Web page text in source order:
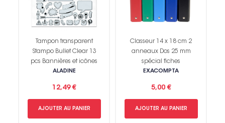
Tampon transparent
Stampo Bullet Clear 13
pcs Bannières et icônes
ALADINE
12,49 €
AJOUTER AU PANIER
Classeur 14 x 18 cm 2
anneaux Dos 25 mm
spécial fiches
EXACOMPTA
5,00 €
AJOUTER AU PANIER